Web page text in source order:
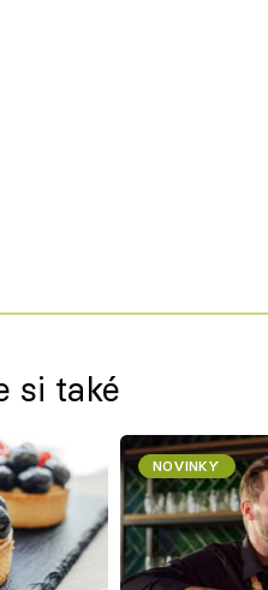
si také
NOVINKY